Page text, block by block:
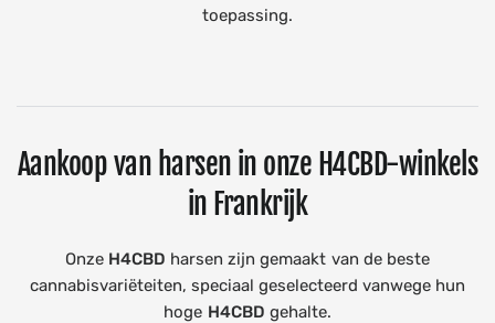
toepassing.
Aankoop van harsen in onze H4CBD-winkels
in Frankrijk
Onze H4CBD harsen zijn gemaakt van de beste
cannabisvariëteiten, speciaal geselecteerd vanwege hun
hoge H4CBD gehalte.